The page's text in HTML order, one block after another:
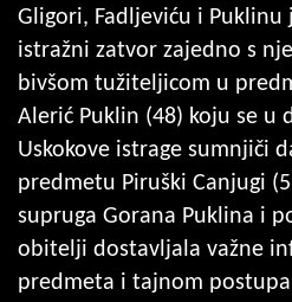
Gligori, Fadljeviću i
istražni zatvor zajedno s
bivšom tužiteljicom u
Alerić Puklin (48) koju se u
Uskokove istrage sumnjiči
predmetu Piruški Canjugi
supruga Gorana Puklina i
obitelji dostavljala važne
predmeta i tajnom